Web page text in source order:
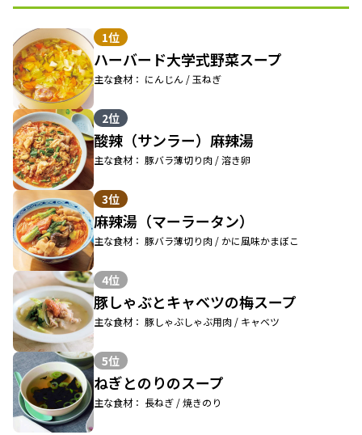
1位
ハーバード大学式野菜スープ
主な食材： にんじん / 玉ねぎ
2位
酸辣（サンラー）麻辣湯
主な食材： 豚バラ薄切り肉 / 溶き卵
3位
麻辣湯（マーラータン）
主な食材： 豚バラ薄切り肉 / かに風味かまぼこ
4位
豚しゃぶとキャベツの梅スープ
主な食材： 豚しゃぶしゃぶ用肉 / キャベツ
5位
ねぎとのりのスープ
主な食材： 長ねぎ / 焼きのり